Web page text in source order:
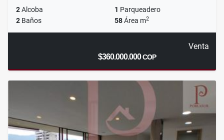
2Alcoba 1 Parqueadero
2 Baños 58Área m2
Venta
$360.000.000COP